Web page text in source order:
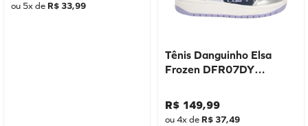
ou 5x de R$ 33,99
Tênis Danguinho Elsa
Frozen DFR07DY
R$ 149,99
ou4x de R$ 37,49